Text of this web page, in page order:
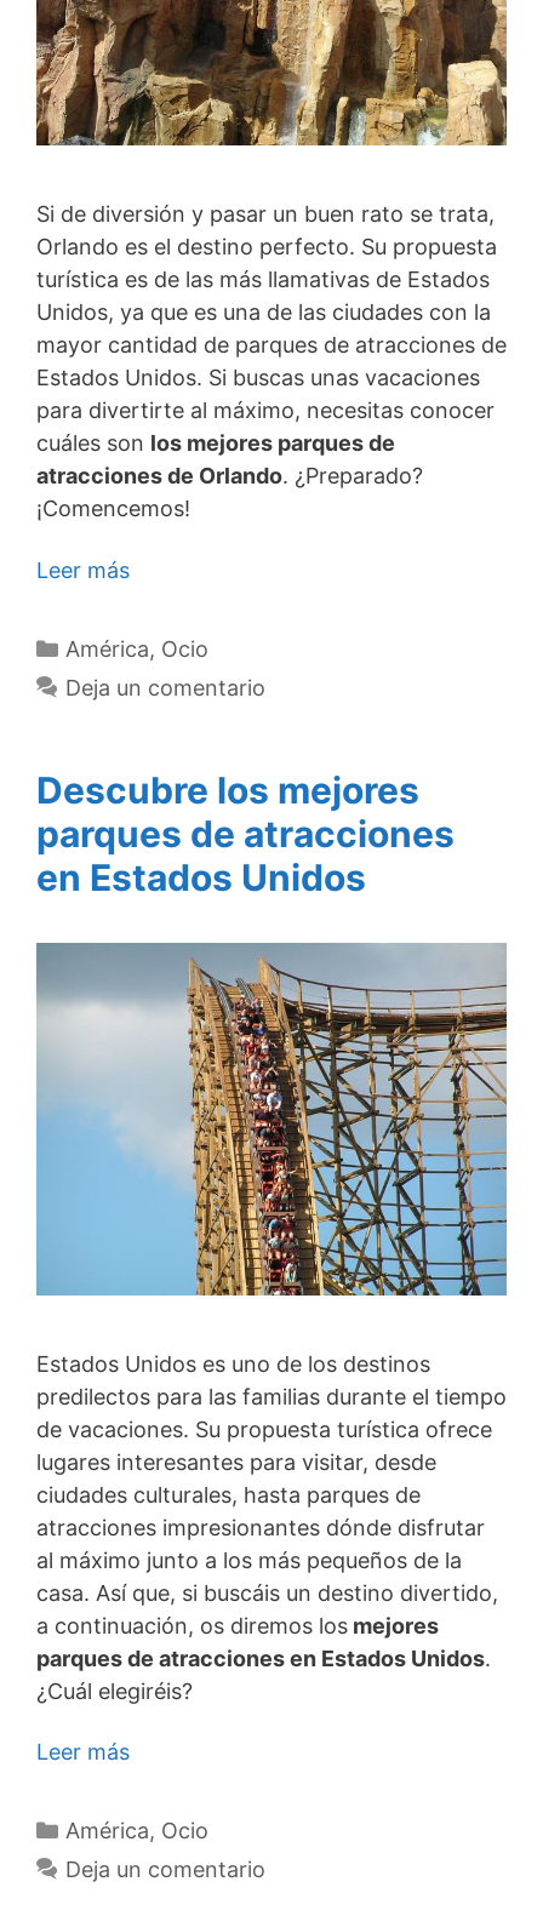
Si de diversión y pasar un buen rato se trata,
Orlando es el destino perfecto. Su propuesta
turística es de las más llamativas de Estados
Unidos, ya que es una de las ciudades con la
mayor cantidad de parques de atracciones de
Estados Unidos. Si buscas unas vacaciones
para divertirte al máximo, necesitas conocer
cuáles son los mejores parques de
atracciones de Orlando. ¿Preparado?
¡Comencemos!
Leer más
Categorías
América, Ocio
Deja un comentario
Descubre los mejores
parques de atracciones
en Estados Unidos
Estados Unidos es uno de los destinos
predilectos para las familias durante el tiempo
de vacaciones. Su propuesta turística ofrece
lugares interesantes para visitar, desde
ciudades culturales, hasta parques de
atracciones impresionantes dónde disfrutar
al máximo junto a los más pequeños de la
casa. Así que, si buscáis un destino divertido,
a continuación, os diremos los mejores
parques de atracciones en Estados Unidos.
¿Cuál elegiréis?
Leer más
Categorías
América, Ocio
Deja un comentario